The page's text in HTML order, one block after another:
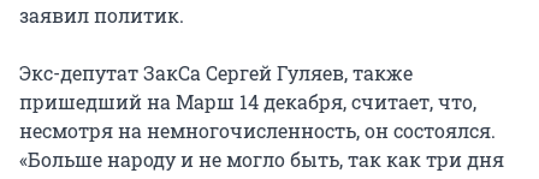
заявил политик.
Экс-депутат ЗакСа Сергей Гуляев, также
пришедший на Марш 14 декабря, считает, что,
несмотря на немногочисленность, он состоялся.
«Больше народу и не могло быть, так как три дня